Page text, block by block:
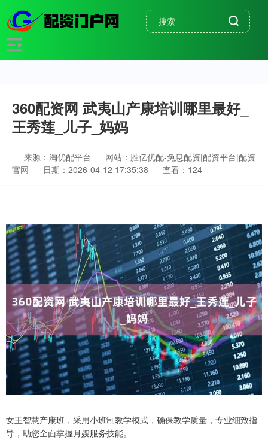
360配资网 武夷山产康培训哪里最好_
王秀莲_儿子_妈妈
来源：淘优配平台
网站：胜亿优配-免息配资|配资平台|配资
官网
日期：2026-04-12 17:35:38 查看：124
女王智慧产康班，采用小班制教学模式，确保教学质量，专业细致指
导，助您全面掌握月嫂服务技能。